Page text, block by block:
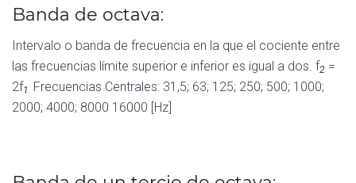
Banda de octava:
Intervalo o banda de frecuencia en la que el cociente entre
las frecuencias límite superior e inferior es igual a dos. f2 =
2f1 . Frecuencias Centrales: 31,5; 63; 125; 250; 500; 1000;
2000; 4000; 8000 16000 [Hz]